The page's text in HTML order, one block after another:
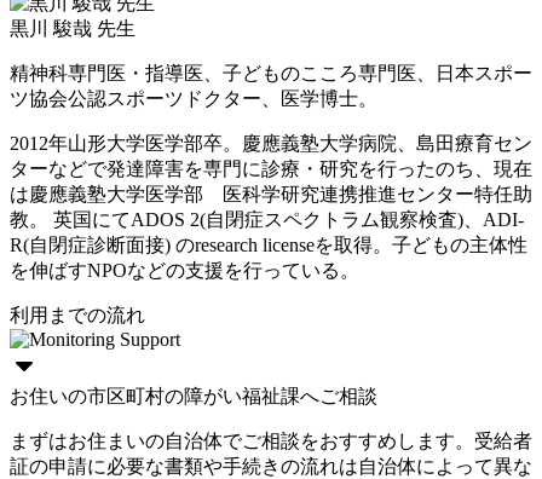
黒川 駿哉 先生
精神科専門医・指導医、子どものこころ専門医、日本スポー
ツ協会公認スポーツドクター、医学博士。
2012年山形大学医学部卒。慶應義塾大学病院、島田療育セン
ターなどで発達障害を専門に診療・研究を行ったのち、現在
は慶應義塾大学医学部 医科学研究連携推進センター特任助
教。 英国にてADOS 2(自閉症スペクトラム観察検査)、ADI-
R(自閉症診断面接) のresearch licenseを取得。子どもの主体性
を伸ばすNPOなどの支援を行っている。
利用までの流れ
お住いの市区町村の障がい福祉課へご相談
まずはお住まいの自治体でご相談をおすすめします。受給者
証の申請に必要な書類や手続きの流れは自治体によって異な